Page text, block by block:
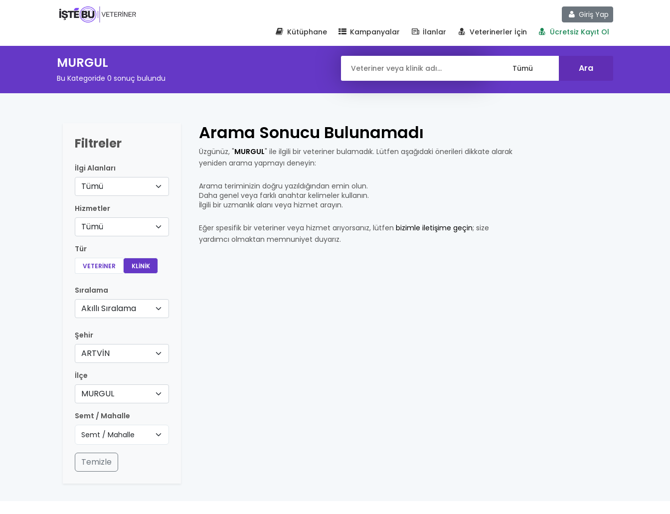
Giriş Yap
Kütüphane
Kampanyalar İlanlar Veterinerler İçin Ücretsiz Kayıt Ol
MURGUL
Bu Kategoride 0 sonuç bulundu
Filtreler
İlgi Alanları
Tümü
Hizmetler
Tümü
Tür
VETERINER KLINIK
Sıralama
Akıllı Sıralama
Şehir
ARTVİN
İlçe
MURGUL
Semt / Mahalle
Temizle
Arama Sonucu Bulunamadı
Üzgünüz, "MURGUL" ile ilgili bir veteriner bulamadık. Lütfen aşağıdaki önerileri dikkate alarak
yeniden arama yapmayı deneyin:
Arama teriminizin doğru yazıldığından emin olun.
Daha genel veya farklı anahtar kelimeler kullanın.
İlgili bir uzmanlık alanı veya hizmet arayın.
Eğer spesifik bir veteriner veya hizmet arıyorsanız, lütfen bizimle iletişime geçin; size
yardımcı olmaktan memnuniyet duyarız.